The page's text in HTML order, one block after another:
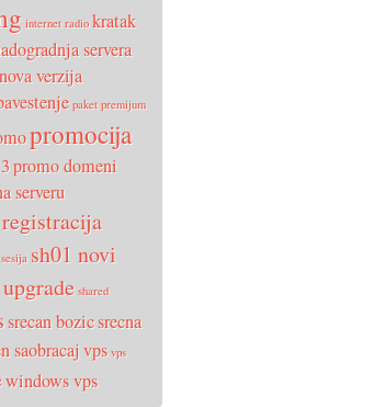
internet radio kratak
servera
nova verzija
paket premijum
promocija
promo domeni
serveru
registracija
sesija sh01 novi
shared
srecan bozicsrecna
saobracajvps vps
windows vps